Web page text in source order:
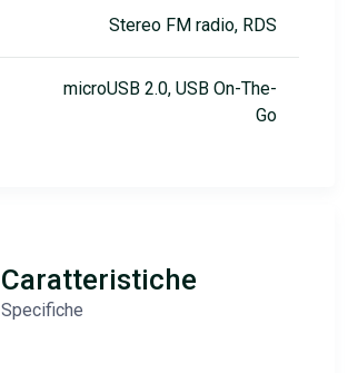
Stereo FM radio, RDS
microUSB 2.0, USB On-The-
Go
Caratteristiche
Specifiche